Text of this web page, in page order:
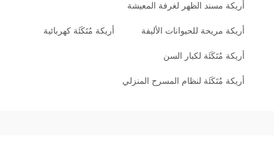
أريكة مسند الظهر لغرفة المعيشة
أريكة مريحة للحيوانات الأليفة أريكة مُتَكَئَة كهربائية
أريكة مُتَكَئَة لكبار السن
أريكة مُتَكَئَة لنظام المسرح المنزلي